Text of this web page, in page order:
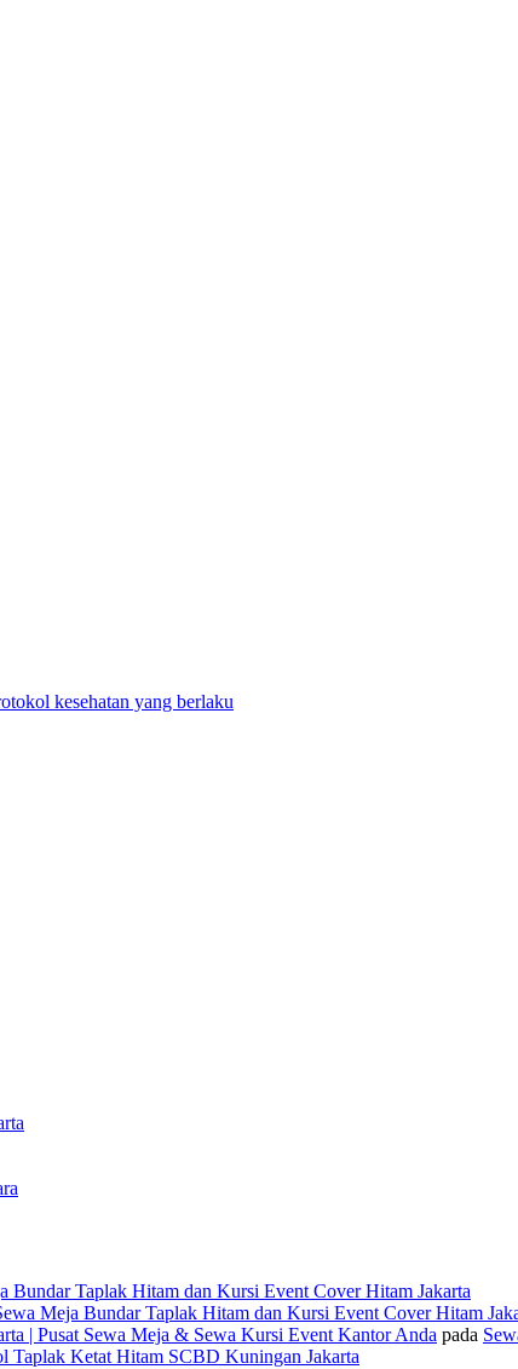
kesehatan yang berlaku
Bundar Taplak Hitam dan Kursi Event Cover Hitam Jakarta
Meja Bundar Taplak Hitam dan Kursi Event Cover Hitam
| Pusat Sewa Meja & Sewa Kursi Event Kantor Anda pada
Taplak Ketat Hitam SCBD Kuningan Jakarta